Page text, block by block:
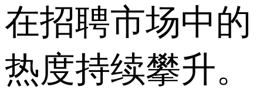
在招聘市场中的
热度持续攀升。